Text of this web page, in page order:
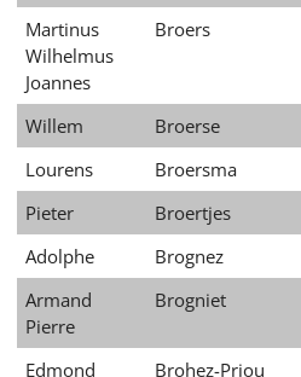
Nederlands
Português
Türkçe
Yкраїнський
Русский
Martinus
Wilhelmus
Joannes
Broers
Willem Broerse
Lourens
Broersma
Pieter
Broertjes
Adolphe
Brognez
Armand
Pierre
Brogniet
Edmond Brohez-Priou